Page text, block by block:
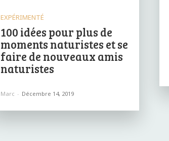
EXPÉRIMENTÉ
100 idées pour plus de
moments naturistes et se
faire de nouveaux amis
naturistes
Marc - Décembre 14, 2019